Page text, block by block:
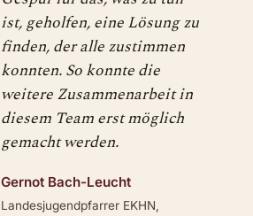
ist, geholfen, eine Lösung zu
finden, der alle zustimmen
konnten. So konnte die
weitere Zusammenarbeit in
diesem Team erst möglich
gemacht werden.
Gernot Bach-Leucht
Landesjugendpfarrer EKHN,